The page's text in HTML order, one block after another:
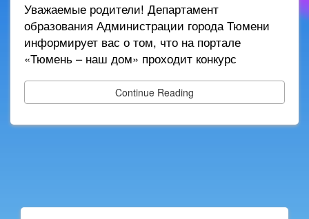
Уважаемые родители! Департамент
образования Администрации города Тюмени
информирует вас о том, что на портале
«Тюмень – наш дом» проходит конкурс
Continue Reading